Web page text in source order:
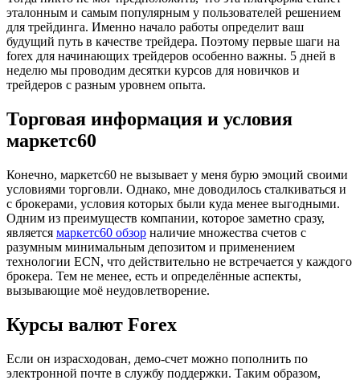
эталонным и самым популярным у пользователей решением
для трейдинга. Именно начало работы определит ваш
будущий путь в качестве трейдера. Поэтому первые шаги на
forex для начинающих трейдеров особенно важны. 5 дней в
неделю мы проводим десятки курсов для новичков и
трейдеров с разным уровнем опыта.
Торговая информация и условия
маркетс60
Конечно, маркетс60 не вызывает у меня бурю эмоций своими
условиями торговли. Однако, мне доводилось сталкиваться и
с брокерами, условия которых были куда менее выгодными.
Одним из преимуществ компании, которое заметно сразу,
является маркетс60 обзор наличие множества счетов с
разумным минимальным депозитом и применением
технологии ECN, что действительно не встречается у каждого
брокера. Тем не менее, есть и определённые аспекты,
вызывающие моё неудовлетворение.
Курсы валют Forex
Если он израсходован, демо-счет можно пополнить по
электронной почте в службу поддержки. Таким образом,